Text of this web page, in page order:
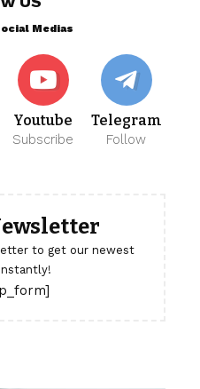
Medias
Youtube
Subscribe
Telegram
Follow
to get our newest